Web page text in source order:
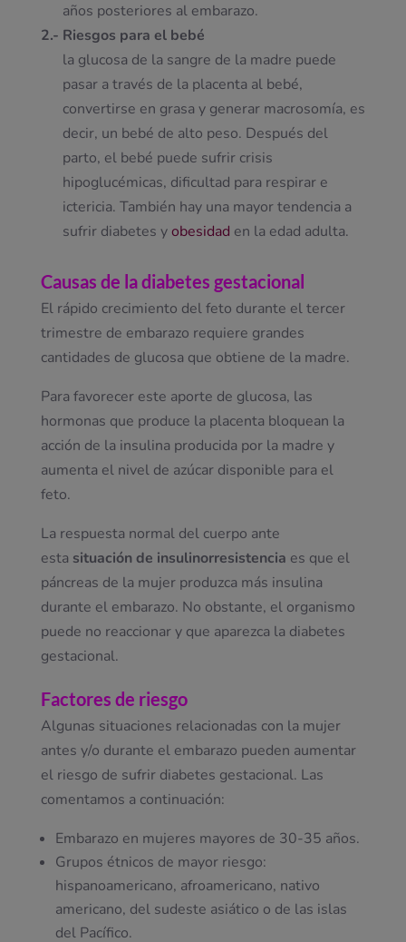
años posteriores al embarazo.
2.- Riesgos para el bebé
la glucosa de la sangre de la madre puede
pasar a través de la placenta al bebé,
convertirse en grasa y generar macrosomía, es
decir, un bebé de alto peso. Después del
parto, el bebé puede sufrir crisis
hipoglucémicas, dificultad para respirar e
ictericia. También hay una mayor tendencia a
sufrir diabetes yobesidad en la edad adulta.
Causas de la diabetes gestacional
El rápido crecimiento del feto durante el tercer
trimestre de embarazo requiere grandes
cantidades de glucosa que obtiene de la madre.
Para favorecer este aporte de glucosa, las
hormonas que produce la placenta bloquean la
acción de la insulina producida por la madre y
aumenta el nivel de azúcar disponible para el
feto.
La respuesta normal del cuerpo ante
esta situación de insulinorresistencia es que el
páncreas de la mujer produzca más insulina
durante el embarazo. No obstante, el organismo
puede no reaccionar y que aparezca la diabetes
gestacional.
Factores de riesgo
Algunas situaciones relacionadas con la mujer
antes y/o durante el embarazo pueden aumentar
el riesgo de sufrir diabetes gestacional. Las
comentamos a continuación:
Embarazo en mujeres mayores de 30-35 años.
Grupos étnicos de mayor riesgo:
hispanoamericano, afroamericano, nativo
americano, del sudeste asiático o de las islas
del Pacífico.